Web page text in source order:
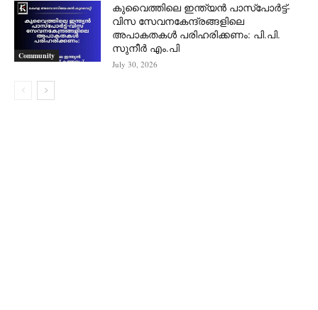
Community
കുവൈത്തിലെ ഇന്ത്യൻ പാസ്‌പോർട്ട്-
വിസ സേവനകേന്ദ്രങ്ങളിലെ
അപാകതകൾ പരിഹരിക്കണം: പി.പി.
സുനീർ എം.പി
July 30, 2026